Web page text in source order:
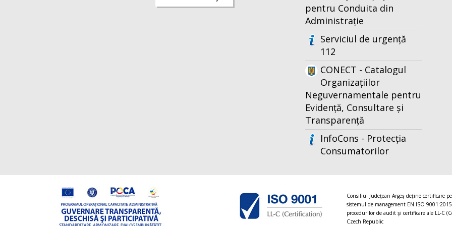
pentru Conduita din
Administrație
Serviciul de urgență
112
CONECT - Catalogul
Organizațiilor
Neguvernamentale pentru
Evidență, Consultare și
Transparență
InfoCons - Protecția
Consumatorilor
Consiliul Judeţean Argeș deţine certificare
sistemul de management EN ISO
procedurilor de audit şi certificare ale LL-C
Czech Republic